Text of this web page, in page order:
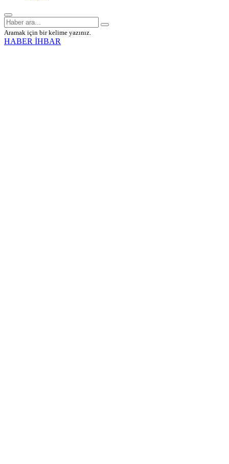
Aramak için bir kelime yazınız.
HABER İHBAR